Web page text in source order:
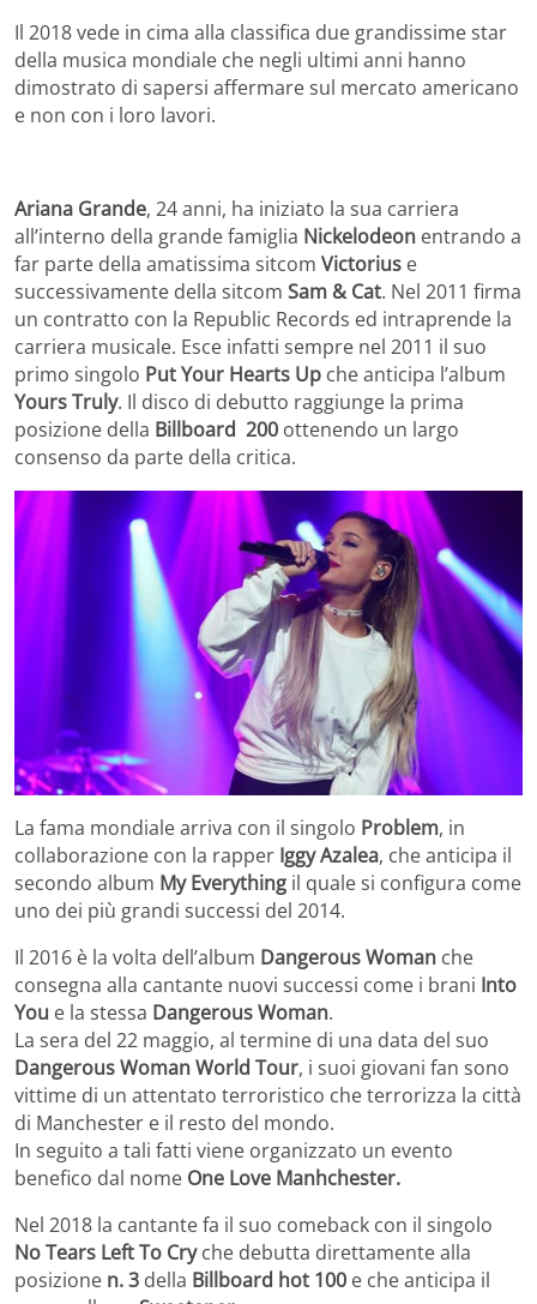
Il 2018 vede in cima alla classifica due grandissime star
della musica mondiale che negli ultimi anni hanno
dimostrato di sapersi affermare sul mercato americano
e non con i loro lavori.
Ariana Grande, 24 anni, ha iniziato la sua carriera
all’interno della grande famiglia Nickelodeon entrando a
far parte della amatissima sitcom Victorius e
successivamente della sitcom Sam & Cat. Nel 2011 firma
un contratto con la Republic Records ed intraprende la
carriera musicale. Esce infatti sempre nel 2011 il suo
primo singolo Put Your Hearts Up che anticipa l’album
Yours Truly. Il disco di debutto raggiunge la prima
posizione della Billboard 200 ottenendo un largo
consenso da parte della critica.
La fama mondiale arriva con il singolo Problem, in
collaborazione con la rapper Iggy Azalea, che anticipa il
secondo album My Everything il quale si configura come
uno dei più grandi successi del 2014.
Il 2016 è la volta dell’album Dangerous Woman che
consegna alla cantante nuovi successi come i brani Into
You e la stessa Dangerous Woman.
La sera del 22 maggio, al termine di una data del suo
Dangerous Woman World Tour, i suoi giovani fan sono
vittime di un attentato terroristico che terrorizza la città
di Manchester e il resto del mondo.
In seguito a tali fatti viene organizzato un evento
benefico dal nome One Love Manhchester.
Nel 2018 la cantante fa il suo comeback con il singolo
No Tears Left To Cryche debutta direttamente alla
posizione n. 3 della Billboard hot 100 e che anticipa il